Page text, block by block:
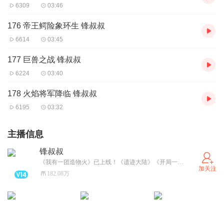
6309 03:46
176 帝王鳄险象环生 锋叔叔
6614 03:45
177 巨兽之战 锋叔叔
6224 03:40
178 火焰将军降临 锋叔叔
6195 03:32
主播信息
锋叔叔
《我有一团造物火》已上线！《遗迹大陆》《开局一只小丑鱼》更新中。武灵帝国/星空物语/紫灵大陆/海洋求生/魔法卡牌/综漫物语/吴有用等经典专辑必须要打卡哦！更多精彩故事，请关注并搜索“锋叔叔”。
182.08万
加关注